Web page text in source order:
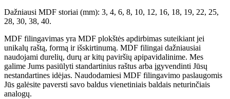
Dažniausi MDF storiai (mm): 3, 4, 6, 8, 10, 12, 16, 18, 19, 22, 25,
28, 30, 38, 40.
MDF filingavimas yra MDF plokštės apdirbimas suteikiant jei
unikalų raštą, formą ir išskirtinumą. MDF filingai dažniausiai
naudojami durelių, durų ar kitų paviršių apipavidalinime. Mes
galime Jums pasiūlyti standartinius raštus arba įgyvendinti Jūsų
nestandartines idėjas. Naudodamiesi MDF filingavimo paslaugomis
Jūs galėsite paversti savo baldus vienetiniais baldais neturinčiais
analogų.